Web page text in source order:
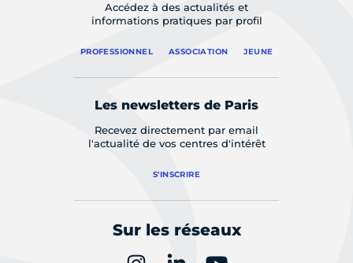
Accédez à des actualités et
informations pratiques par profil
PROFESSIONNEL ASSOCIATION JEUNE
Les newsletters de Paris
Recevez directement par email
l'actualité de vos centres d'intérêt
S'INSCRIRE
Sur les réseaux